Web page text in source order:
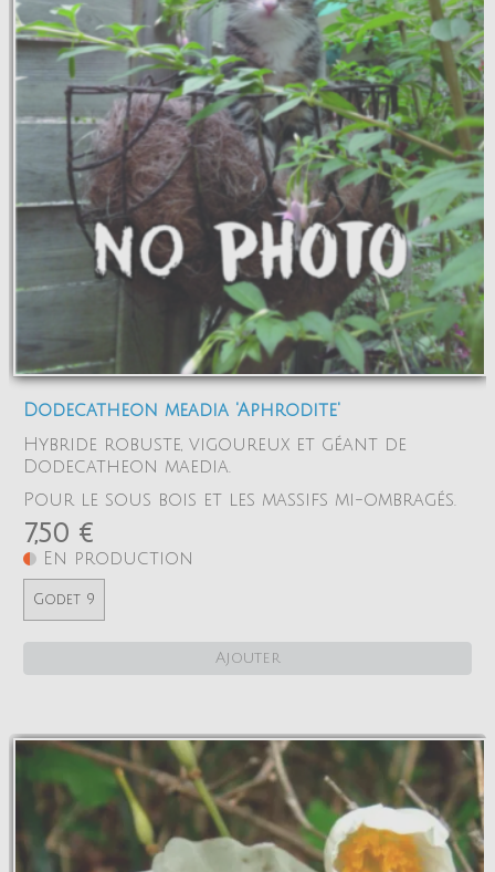
Dodecatheon meadia 'Aphrodite'
Hybride robuste, vigoureux et géant de
Dodecatheon maedia.
Pour le sous bois et les massifs mi-ombragés.
7,50 €
En production
Godet 9
Ajouter